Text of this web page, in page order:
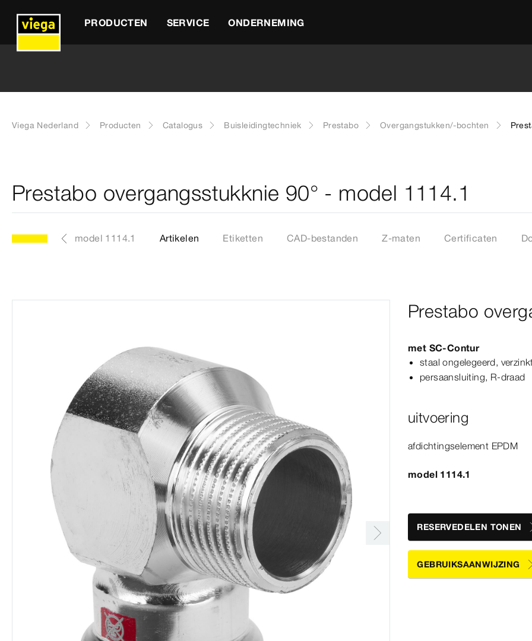
PRODUCTEN SERVICE ONDERNEMING
Viega Nederland Producten Catalogus Buisleidingtechniek Prestabo Overgangstukken/-bochten
Prestabo overgangsstukknie 90° - model 1114.1
model 1114.1 Artikelen Etiketten CAD-bestanden Z-maten Certificaten
Prestabo
met SC‑Contur
staal ongelegeerd,
persaansluiting, R-​draad
uitvoering
afdichtingselement EPDM
model 1114.1
RESERVEDELEN TONEN
GEBRUIKSAANWIJZING